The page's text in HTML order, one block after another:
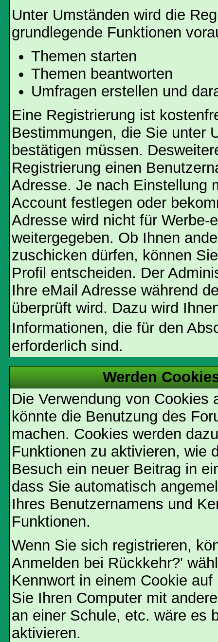
Unter Umständen wird die
grundlegende Funktionen
Themen starten
Themen beantworten
Umfragen erstellen und
Eine Registrierung ist
Bestimmungen, die Sie unter
bestätigen müssen.
Registrierung einen
Adresse. Je nach Einstellung
Account festlegen oder
Adresse wird nicht für
weitergegeben. Ob Ihnen
zuschicken dürfen, können
Profil entscheiden. Der
Ihre eMail Adresse während
überprüft wird. Dazu wird
Informationen, die für den
erforderlich sind.
Werden
Die Verwendung von
könnte die Benutzung des
machen. Cookies werden
Funktionen zu aktivieren, wie
Besuch ein neuer Beitrag in
dass Sie automatisch
Ihres Benutzernamens und
Funktionen.
Wenn Sie sich registrieren,
Anmelden bei Rückkehr?'
Kennwort in einem Cookie
Sie Ihren Computer mit
an einer Schule, etc. wäre es
aktivieren.